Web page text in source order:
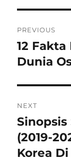
pos
PREVIOUS
Previous
post:
12
Dunia
NEXT
Next
post:
(2019-
Korea